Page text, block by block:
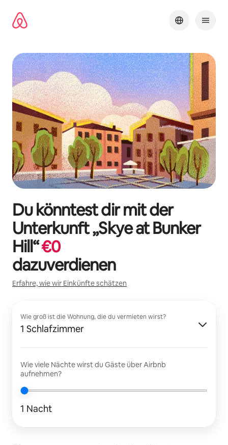
Inhalten
springen
Du könntest dir mit der
Unterkunft „Skye at Bunker
Hill“€0
dazuverdienen
Erfahre, wie wir Einkünfte schätzen
Wie groß ist die Wohnung, die du vermieten wirst?
1 Schlafzimmer
Wie viele Nächte wirst du Gäste über Airbnb
aufnehmen?
1 Nacht